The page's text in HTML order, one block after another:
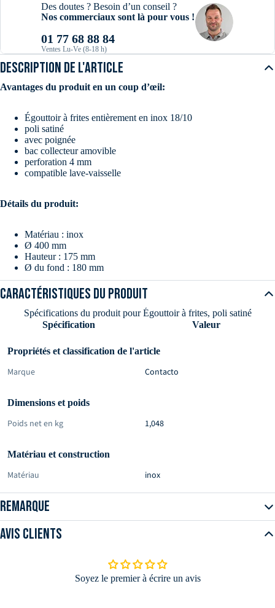
Des doutes ? Besoin d’un conseil ?
Nos commerciaux sont là pour vous !
01 77 68 88 84
Ventes Lu-Ve (8-18 h)
DESCRIPTION DE L'ARTICLE
Avantages du produit en un coup d’œil:
Égouttoir à frites entièrement en inox 18/10
poli satiné
avec poignée
bac collecteur amovible
perforation 4 mm
compatible lave-vaisselle
Détails du produit:
Matériau : inox
Ø 400 mm
Hauteur : 175 mm
Ø du fond : 180 mm
Caractéristiques du produit
Spécifications du produit pour Égouttoir à frites, poli satiné
Spécification
Valeur
Propriétés et classification de l'article
Marque Contacto
Dimensions et poids
Poids net en kg 1,048
Matériau et construction
Matériau inox
Remarque
Avis clients
Soyez le premier à écrire un avis